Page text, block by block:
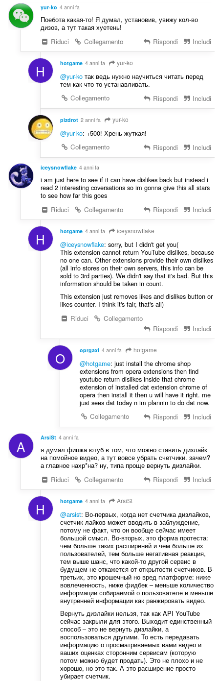
z
i
:
g
u
d
i
z
i
:
yur-ko 4 anni fa
Поебота какая-то! Я думал, установив, увижу кол-во
дизов, а тут такая хуетень!
Riduci
Collegamento Rispondi Includi
H hotgame 4 anni fa yur-ko
@yur-koтак ведь нужно научиться читать перед
тем как что-то устанавливать.
Collegamento
Rispondi Includi
pizdrot 2 anni fa yur-ko
@yur-ko: +500! Хрень жуткая!
Collegamento
Rispondi Includi
iceysnowflake 4 anni fa
i am just here to see if it can have dislikes back but instead i
read 2 interesting coversations so im gonna give this all stars
to see how far this goes
Riduci
Collegamento Rispondi Includi
H hotgame 4 anni fa iceysnowflake
@iceysnowflake: sorry, but I didn't get you(
This extension cannot return YouTube dislikes, because
no one can. Other extensions provide their own dislikes
(all info stores on their own servers, this info can be
sold to 3rd parties). We didn't say that it's bad. But this
information should be taken in count.
This extension just removes likes and dislikes button or
likes counter. I think it's fair, that's all)
Riduci
Collegamento
Rispondi
Includi
O oprgaxi 4 anni fa hotgame
@hotgame: just install the chrome shop
extensions from opera extensions then find
youtube return dislikes inside that chrome
extension of installed dat extension chrome of
opera then install it then u will have it right. me
just sees dat today n im plannin to do dat now.
Collegamento
Rispondi Includi
A ArsiSt 4 anni fa
я думал фишка ютуб в том, что можно ставить дизлайк
на помойное видео, а тут вовсе убрать счетчики. зачем?
а главное нахр*на? ну, типа проще вернуть дизлайки.
Riduci
Collegamento Rispondi Includi
H hotgame 4 anni fa ArsiSt
@arsist: Во-первых, когда нет счетчика дизлайков,
счетчик лайков может вводить в заблуждение,
потому не факт, что он вообще сейчас имеет
большой смысл. Во-вторых, это форма протеста:
чем больше таких расширений и чем больше их
пользователей, тем больше негативная реакция,
тем выше шанс, что какой-то другой сервис в
будущем не откажется от открытости счетчиков. В-
третьих, это крошечный но вред платформе: ниже
вовлеченность, ниже фидбек – меньше количество
информации собираемой о пользователе и меньше
внутренней информации как ранжировать видео.
Вернуть дизлайки нельзя, так как API YouTube
сейчас закрыли для этого. Выходит единственный
способ – это не вернуть дизлайки, а
воспользоваться другими. То есть передавать
информацию о просматриваемых вами видео и
ваших оценках сторонним сервисам (которую
потом можно будет продать). Это не плохо и не
хорошо, но это так. А это расширение просто
убирает счетчик.